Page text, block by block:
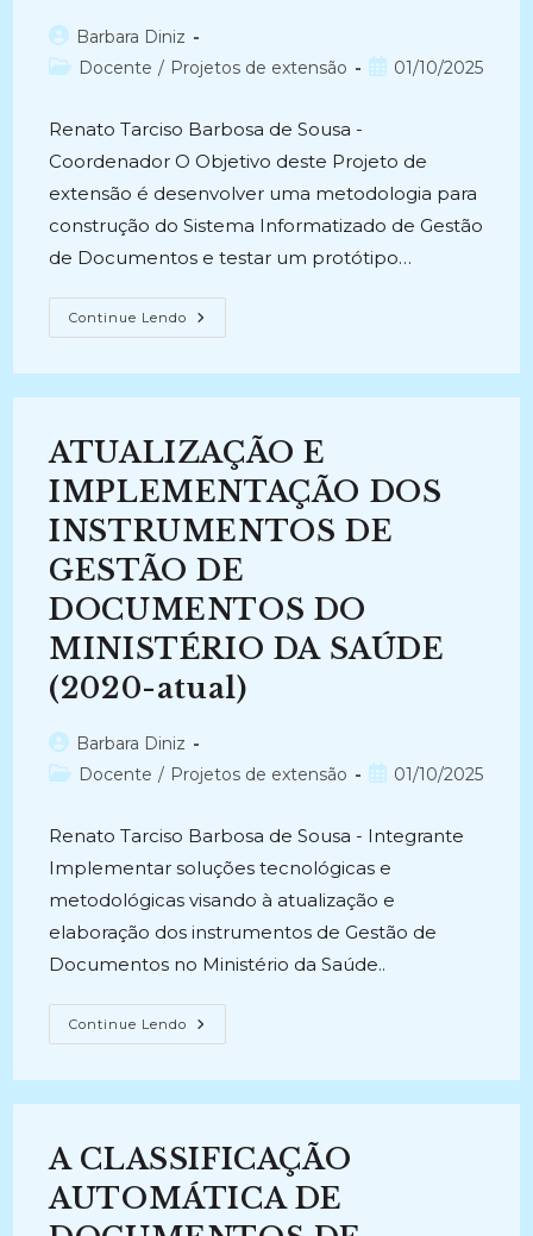
Autor
do
Barbara Diniz
Categoria
Docente / Projetos de extensão
Post01/10/2025
Renato Tarciso Barbosa de Sousa -
Coordenador O Objetivo deste Projeto de
extensão é desenvolver uma metodologia para
construção do Sistema Informatizado de Gestão
de Documentos e testar um protótipo…
Continue Lendo METODOLOGIA
PARA
INFORMATIZADO
GESTÃO
DE
DOCUMENTOS
E
PARA
A
APLICAÇÃO
INSTRUMENTOS
NA
ASSOCIAÇÃO
DE
POUPANÇA
E
–
POUPEX
ATUALIZAÇÃO E
IMPLEMENTAÇÃO DOS
INSTRUMENTOS DE
GESTÃO DE
DOCUMENTOS DO
MINISTÉRIO DA SAÚDE
(2020-atual)
Autor
do
Barbara Diniz
Categoria
Docente / Projetos de extensão
Post01/10/2025
Renato Tarciso Barbosa de Sousa - Integrante
Implementar soluções tecnológicas e
metodológicas visando à atualização e
elaboração dos instrumentos de Gestão de
Documentos no Ministério da Saúde..
Continue Lendo ATUALIZAÇÃO
E
DE
DOCUMENTOS
DO
MINISTÉRIO
DA
SAÚDE
A CLASSIFICAÇÃO
AUTOMÁTICA DE